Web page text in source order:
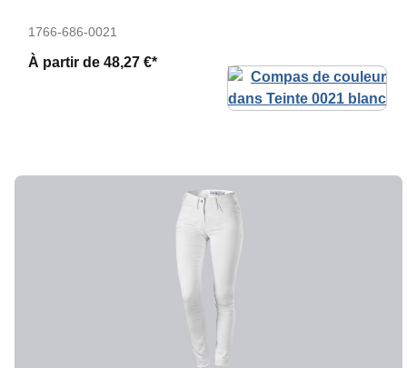
1766-686-0021
À partir de 48,27 €*